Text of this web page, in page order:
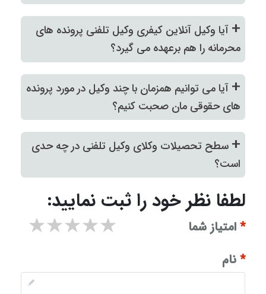
+ آیا وکیل آنلاین کیفری وکیل تلفنی پرونده های
محرمانه را هم برعهده می‌ گیرد؟
+ آیا می‌ توانیم همزمان با چند وکیل در مورد پرونده
های حقوقی مان صحبت کنیم؟
+ سطح تحصیلات وکلای وکیل تلفنی در چه حدی
است؟
لطفا نظر خود را ثبت نمایید:
*امتیاز شما ۵ stars ۴ stars ۳ stars ۲ stars
*نام